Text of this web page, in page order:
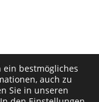
ein bestmögliches
auch zu
Sie in unseren